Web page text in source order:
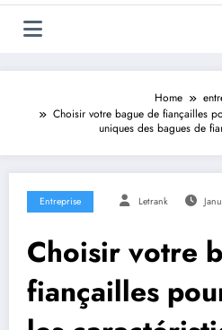
Home
Choisir votre bague de fiançailles
uniques des bagues de
Entreprise Letrank
Choisir votre
fiançailles